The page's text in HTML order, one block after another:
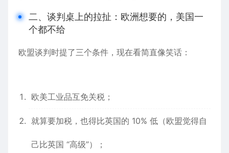
二、谈判桌上的拉扯：欧洲想要的，美国一
个都不给
欧盟谈判时提了三个条件，现在看简直像笑话：
欧美工业品互免关税；
就算要加税，也得比英国的 10% 低（欧盟觉得自
己比英国 “高级”）；